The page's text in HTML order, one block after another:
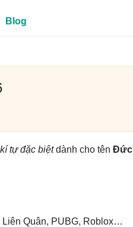
Blog
tự đặc biệtdành cho tên Đức
Liên Quân, PUBG, Roblox…